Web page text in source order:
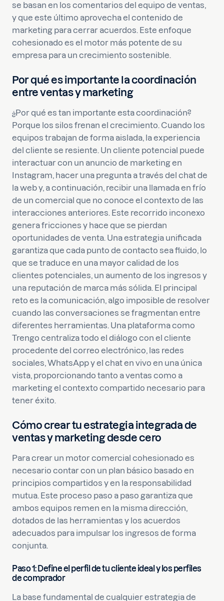
se basan en los comentarios del equipo de ventas,
y que este último aprovecha el contenido de
marketing para cerrar acuerdos. Este enfoque
cohesionado es el motor más potente de su
empresa para un crecimiento sostenible.
Por qué es importante la coordinación
entre ventas y marketing
¿Por qué es tan importante esta coordinación?
Porque los silos frenan el crecimiento. Cuando los
equipos trabajan de forma aislada, la experiencia
del cliente se resiente. Un cliente potencial puede
interactuar con un anuncio de marketing en
Instagram, hacer una pregunta a través del chat de
la web y, a continuación, recibir una llamada en frío
de un comercial que no conoce el contexto de las
interacciones anteriores. Este recorrido inconexo
genera fricciones y hace que se pierdan
oportunidades de venta. Una estrategia unificada
garantiza que cada punto de contacto sea fluido, lo
que se traduce en una mayor calidad de los
clientes potenciales, un aumento de los ingresos y
una reputación de marca más sólida. El principal
reto es la comunicación, algo imposible de resolver
cuando las conversaciones se fragmentan entre
diferentes herramientas. Una plataforma como
Trengo centraliza todo el diálogo con el cliente
procedente del correo electrónico, las redes
sociales, WhatsApp y el chat en vivo en una única
vista, proporcionando tanto a ventas como a
marketing el contexto compartido necesario para
tener éxito.
Cómo crear tu estrategia integrada de
ventas y marketing desde cero
Para crear un motor comercial cohesionado es
necesario contar con un plan básico basado en
principios compartidos y en la responsabilidad
mutua. Este proceso paso a paso garantiza que
ambos equipos remen en la misma dirección,
dotados de las herramientas y los acuerdos
adecuados para impulsar los ingresos de forma
conjunta.
Paso 1: Define el perfil de tu cliente ideal y los perfiles
de comprador
La base fundamental de cualquier estrategia de